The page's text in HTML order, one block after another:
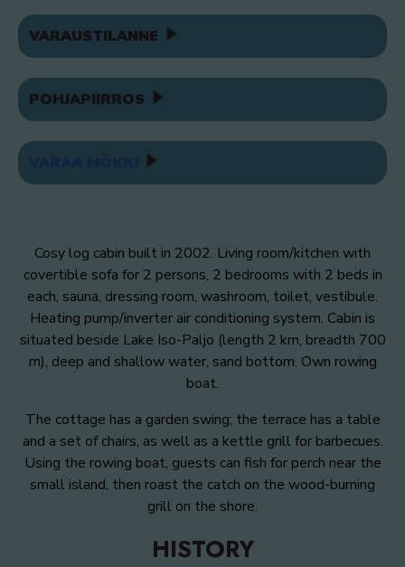
VARAUSTILANNE
POHJAPIIRROS
Cosy log cabin built in 2002. Living room/kitchen with
covertible sofa for 2 persons, 2 bedrooms with 2 beds in
each, sauna, dressing room, washroom, toilet, vestibule.
Heating pump/inverter air conditioning system. Cabin is
situated beside Lake Iso-Paljo (length 2 km, breadth 700
m), deep and shallow water, sand bottom. Own rowing
boat.
The cottage has a garden swing; the terrace has a table
and a set of chairs, as well as a kettle grill for barbecues.
Using the rowing boat, guests can fish for perch near the
small island, then roast the catch on the wood-burning
grill on the shore.
HISTORY